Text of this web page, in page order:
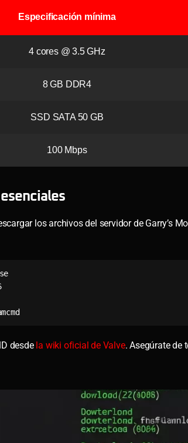
Especificación mínima
4 cores @ 3.5 GHz
8 GB DDR4
SSD SATA 50 GB
100 Mbps
los archivos del servidor de Garry’s
desde la wiki oficial de Valve. Asegúrate de